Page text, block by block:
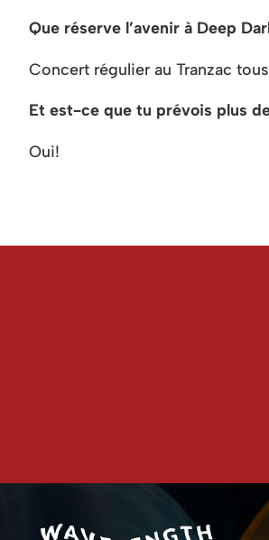
Que réserve l’avenir à Deep
Concert régulier au Tranzac
Et est-ce que tu prévois plus
Oui!